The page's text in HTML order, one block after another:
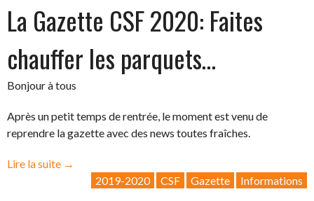
La Gazette CSF 2020: Faites
chauffer les parquets…
Bonjour à tous
Après un petit temps de rentrée, le moment est venu de
reprendre la gazette avec des news toutes fraîches.
Lire la suite
« La
Gazette
→
2019-2020
CSF Gazette Informations